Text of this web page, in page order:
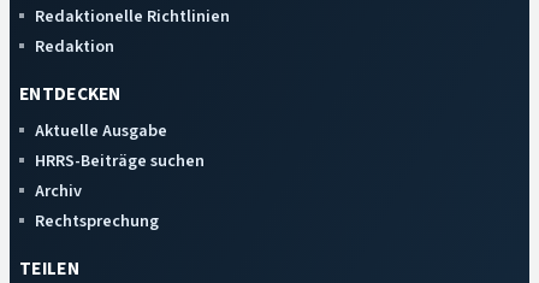
Redaktionelle Richtlinien
Redaktion
ENTDECKEN
Aktuelle Ausgabe
HRRS-Beiträge suchen
Archiv
Rechtsprechung
TEILEN